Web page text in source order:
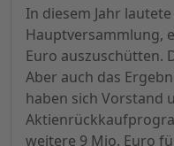
In diesem Jahr
Hauptversammlung,
Euro auszuschütten.
Aber auch das
haben sich Vorstand
weitere 9 Mio. Euro